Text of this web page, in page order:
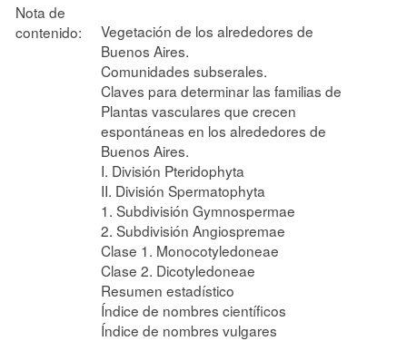
Nota de
contenido:
Vegetación de los alrededores de
Buenos Aires.
Comunidades subserales.
Claves para determinar las familias de
Plantas vasculares que crecen
espontáneas en los alrededores de
Buenos Aires.
I. División Pteridophyta
II. División Spermatophyta
1. Subdivisión Gymnospermae
2. Subdivisión Angiospremae
Clase 1. Monocotyledoneae
Clase 2. Dicotyledoneae
Resumen estadístico
Índice de nombres científicos
Índice de nombres vulgares